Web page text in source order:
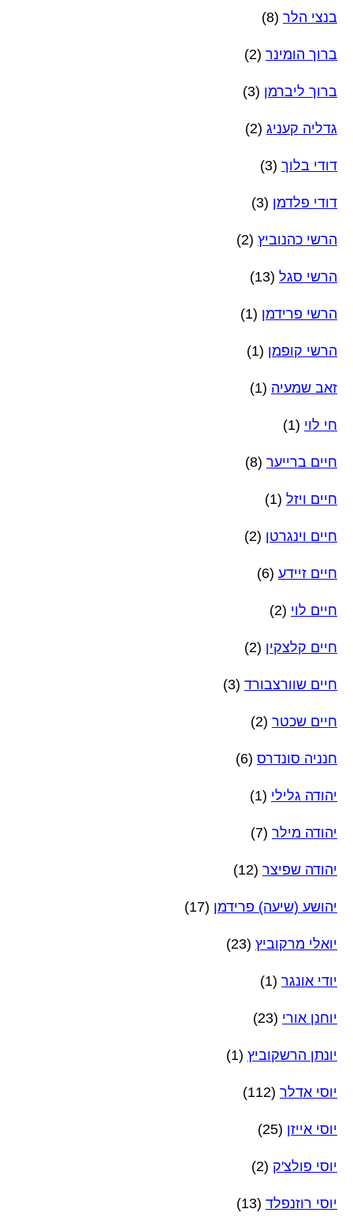
בנצי הלר (8)
ברוך הומינר (2)
ברוך ליברמן (3)
גדליה קעניג (2)
דודי בלוך (3)
דודי פלדמן (3)
הרשי כהנוביץ (2)
הרשי סגל (13)
הרשי פרידמן (1)
הרשי קופמן (1)
זאב שמעיה (1)
חי לוי (1)
חיים ברייער (8)
חיים ויזל (1)
חיים וינגרטן (2)
חיים זיידע (6)
חיים לוי (2)
חיים קלצקין (2)
חיים שוורצבורד (3)
חיים שכטר (2)
חנניה סונדרס (6)
יהודה גלילי (1)
יהודה מילר (7)
יהודה שפיצר (12)
יהושע (שיעה) פרידמן (17)
יואלי מרקוביץ (23)
יודי אונגר (1)
יוחנן אורי (23)
יונתן הרשקוביץ (1)
יוסי אדלר (112)
יוסי אייזן (25)
יוסי פולצ'ק (2)
יוסי רוזנפלד (13)